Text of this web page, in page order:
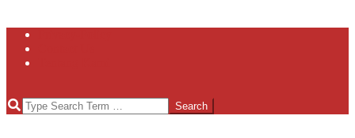
Skip
content
Search